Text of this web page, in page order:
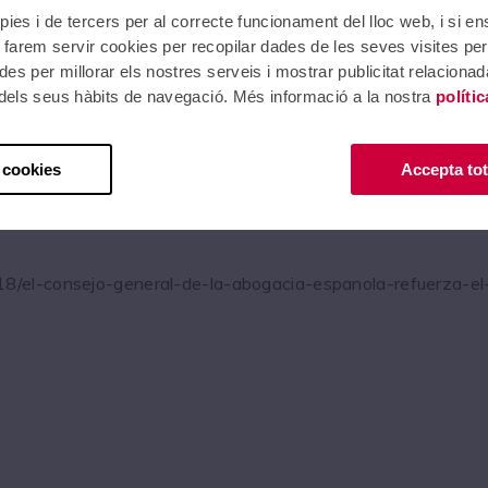
de un compañero o compañera para que preste
de que la declaración llegue o no a
en cuyo ámbito se haya cometido la
como graves. Y lo deberá hacer teniendo en
a término.
el-consejo-general-de-la-abogacia-espanola-refuerza-
i de tercers per al correcte funcionament del lloc web, i si
servir cookies per recopilar dades de les seves visites
per millorar els nostres serveis i mostrar publicitat
seus hàbits de navegació. Més informació a la nostra
Accepta